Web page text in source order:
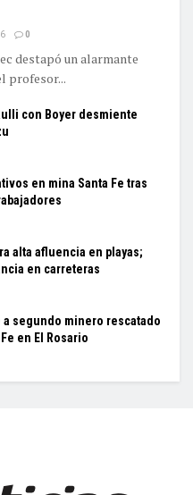
0
destapó un alarmante
profesor...
con Boyer desmiente
en mina Santa Fe tras
alta afluencia en playas;
en carreteras
a segundo minero rescatado
en El Rosario